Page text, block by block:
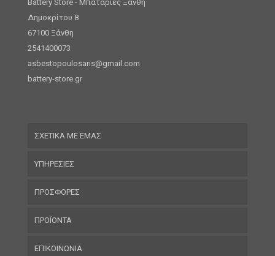
Battery Store - Μπαταρίες Ξάνθη
Δημοκρίτου 8
67100 Ξάνθη
2541400073
asbestopoulosaris@gmail.com
battery-store.gr
ΣΧΕΤΙΚΑ ΜΕ ΕΜΑΣ
ΥΠΗΡΕΣΙΕΣ
ΠΡΟΣΦΟΡΕΣ
ΠΡΟΪΟΝΤΑ
ΕΠΙΚΟΙΝΩΝΙΑ